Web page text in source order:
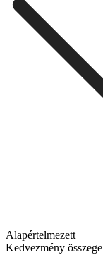
Alapértelmezett
Kedvezmény összege